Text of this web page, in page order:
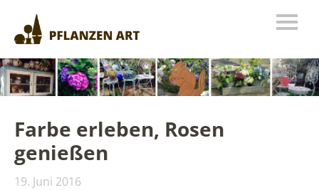
Farbe erleben, Rosen
genießen
19. Juni 2016